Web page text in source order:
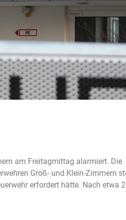
am Freitagmittag alarmiert. Die
Groß- und Klein-Zimmern
erfordert hätte. Nach etwa